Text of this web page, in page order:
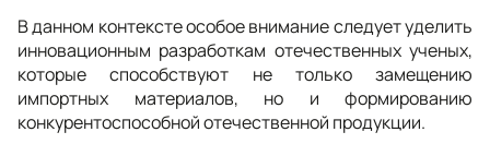
В данном контексте особое внимание следует уделить
инновационным разработкам отечественных ученых,
которые способствуют не только замещению
импортных материалов, но и формированию
конкурентоспособной отечественной продукции.